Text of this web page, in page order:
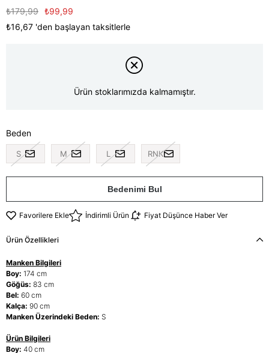
₺179,99 ₺99,99
₺16,67 'den başlayan taksitlerle
Ürün stoklarımızda kalmamıştır.
Beden
S M L RNK
Bedenimi Bul
Favorilere Ekle İndirimli Ürün Fiyat Düşünce Haber Ver
Ürün Özellikleri
Manken Bilgileri
Boy: 174 cm
Göğüs: 83 cm
Bel: 60 cm
Kalça: 90 cm
Manken Üzerindeki Beden: S
Ürün Bilgileri
Boy: 40 cm